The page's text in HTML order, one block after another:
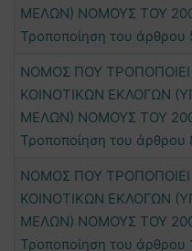
ΜΕΛΩΝ) ΝΟΜΟΥΣ ΤΟΥ
Τροποποίηση του άρθρου
ΝΟΜΟΣ ΠΟΥ
ΚΟΙΝΟΤΙΚΩΝ ΕΚΛΟΓΩΝ
ΜΕΛΩΝ) ΝΟΜΟΥΣ ΤΟΥ
Τροποποίηση του άρθρου
ΝΟΜΟΣ ΠΟΥ
ΚΟΙΝΟΤΙΚΩΝ ΕΚΛΟΓΩΝ
ΜΕΛΩΝ) ΝΟΜΟΥΣ ΤΟΥ
Τροποποίηση του άρθρου